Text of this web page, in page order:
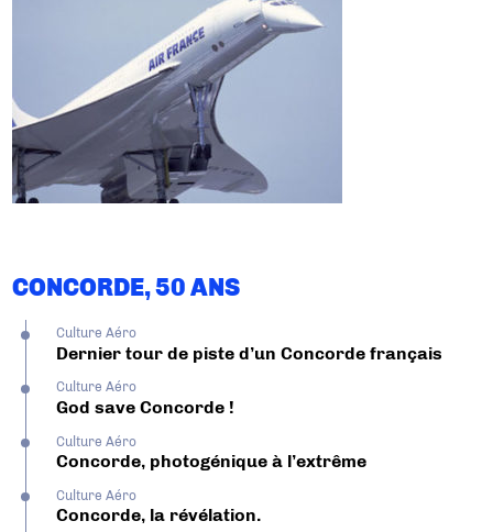
CONCORDE, 50 ANS
Culture Aéro
Dernier tour de piste d’un Concorde français
Culture Aéro
God save Concorde !
Culture Aéro
Concorde, photogénique à l’extrême
Culture Aéro
Concorde, la révélation.